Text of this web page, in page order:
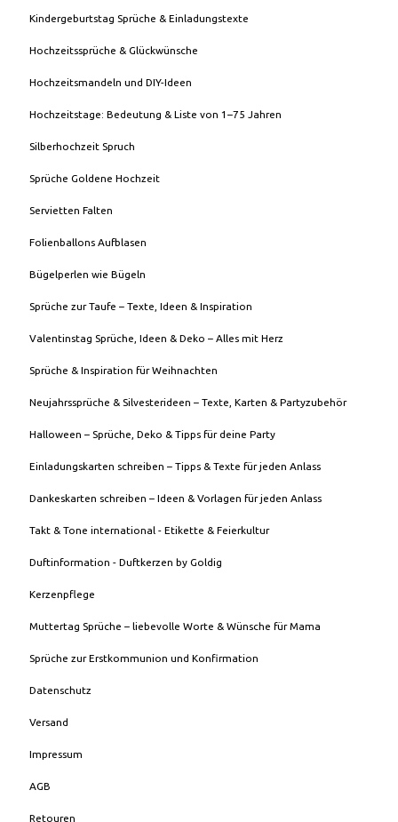
Kindergeburtstag Sprüche & Einladungstexte
Hochzeitssprüche & Glückwünsche
Hochzeitsmandeln und DIY-Ideen
Hochzeitstage: Bedeutung & Liste von 1–75 Jahren
Silberhochzeit Spruch
Sprüche Goldene Hochzeit
Servietten Falten
Folienballons Aufblasen
Bügelperlen wie Bügeln
Sprüche zur Taufe – Texte, Ideen & Inspiration
Valentinstag Sprüche, Ideen & Deko – Alles mit Herz
Sprüche & Inspiration für Weihnachten
Neujahrssprüche & Silvesterideen – Texte, Karten & Partyzubehör
Halloween – Sprüche, Deko & Tipps für deine Party
Einladungskarten schreiben – Tipps & Texte für jeden Anlass
Dankeskarten schreiben – Ideen & Vorlagen für jeden Anlass
Takt & Tone international - Etikette & Feierkultur
Duftinformation - Duftkerzen by Goldig
Kerzenpflege
Muttertag Sprüche – liebevolle Worte & Wünsche für Mama
Sprüche zur Erstkommunion und Konfirmation
Datenschutz
Versand
Impressum
AGB
Retouren